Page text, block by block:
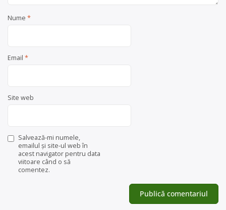
Nume *
Email *
Site web
Salvează-mi numele,
emailul și site-ul web în
acest navigator pentru data
viitoare când o să
comentez.